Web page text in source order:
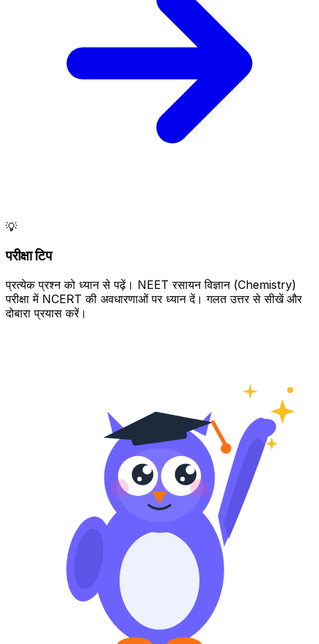
💡
परीक्षा टिप
प्रत्येक प्रश्न को ध्यान से पढ़ें। NEET रसायन विज्ञान (Chemistry)
परीक्षा में NCERT की अवधारणाओं पर ध्यान दें। गलत उत्तर से सीखें और
दोबारा प्रयास करें।